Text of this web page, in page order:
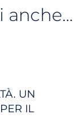
anche…
UN
IL